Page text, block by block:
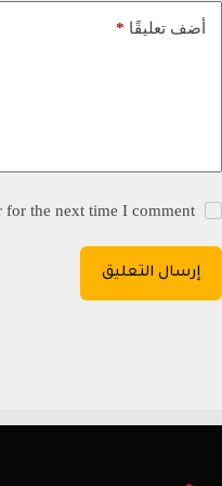
أضف تعليقًا *
the next time I comment.
إرسال التعليق